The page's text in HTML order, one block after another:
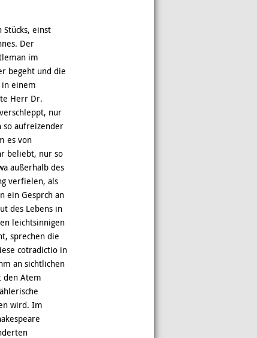
einst
Der
im
begeht und die
in einem
Herr Dr.
nur
so aufreizender
es von
beliebt, nur so
außerhalb des
verfielen, als
ein Gesprch an
des Lebens in
leichtsinnigen
sprechen die
cotradictio in
an sichtlichen
den Atem
wird. Im